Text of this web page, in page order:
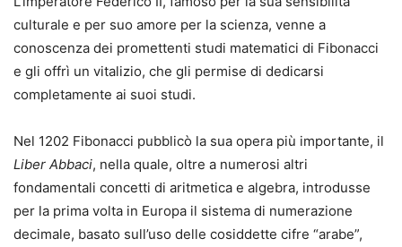
culturale e per suo amore per la scienza, venne a
conoscenza dei promettenti studi matematici di Fibonacci
e gli offrì un vitalizio, che gli permise di dedicarsi
completamente ai suoi studi.
Nel 1202 Fibonacci pubblicò la sua opera più importante, il
Liber Abbaci, nella quale, oltre a numerosi altri
fondamentali concetti di aritmetica e algebra, introdusse
per la prima volta in Europa il sistema di numerazione
decimale, basato sull’uso delle cosiddette cifre “arabe”,